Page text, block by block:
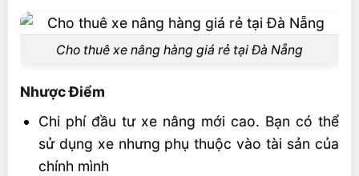
Cho thuê xe nâng hàng giá rẻ tại Đà Nẵng
Nhược Điểm
Chi phí đầu tư xe nâng mới cao. Bạn có thể
sử dụng xe nhưng phụ thuộc vào tài sản của
chính mình